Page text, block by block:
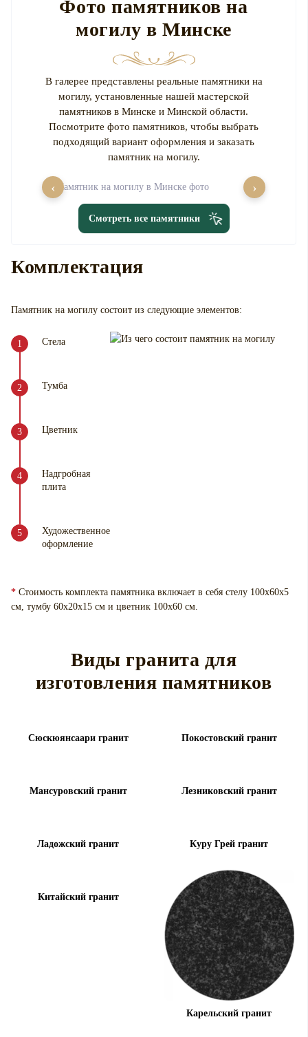
Фото памятников на
могилу в Минске
В галерее представлены реальные памятники на
могилу, установленные нашей мастерской
памятников в Минске и Минской области.
Посмотрите фото памятников, чтобы выбрать
подходящий вариант оформления и заказать
памятник на могилу.
‹ ›
Смотреть все памятники
Комплектация
Памятник на могилу состоит из следующие элементов:
Стела
Тумба
Цветник
Надгробная
плита
Художественное
оформление
* Стоимость комплекта памятника включает в себя стелу 100х60х5
см, тумбу 60х20х15 см и цветник 100х60 см.
Виды гранита для
изготовления памятников
Сюскюянсаари гранит Покостовский гранит
Мансуровский гранит Лезниковский гранит
Ладожский гранит Куру Грей гранит
Китайский гранит
Карельский гранит